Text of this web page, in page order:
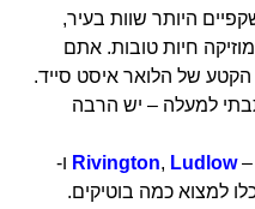
היותר שוות בעיר,
חיות טובות. אתם
הקטע של הלואר איסט סייד.
למעלה – יש הרבה
–
Rivington, Ludlow
ו-
למצוא כמה בוטיקים.